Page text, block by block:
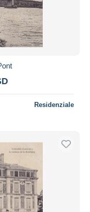
Residenziale